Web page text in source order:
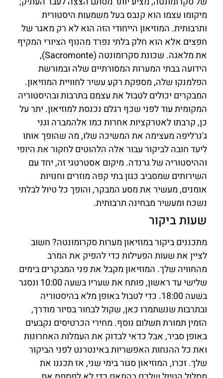
מיקומו עצמו הוא קנבס בעל משמעות היסטורית
ותרבותית. המוזיאון הייחודי הזה הוא לא רק מאגר של
חפצים אלא הוא חלק בלתי נפרד מהנוף הציורי המקיף
את מלאגה. שכונת סקרומונטה (Sacromonte),
הידועה בבתי המערות המסורתיים שלה ובמורשת
הפלמנקו שלה, מספקת רקע עשיר לחוויית המוזיאון.
המבקרים יכולים לטבול את עצמם בתרבות ובהיסטוריה
המקומית עוד לפני שכף רגלם נכנסת למוזיאון. יתר על
כן, קרבתו לאטרקציות אחרות כמו אלהמברה וגני
ג'נרליפה מעצימה את המשיכה שלו, מה שהופך אותו
ליעד חובה לביקור עבור אלה הלהוטים לחקור את היופי
וההיסטוריה של גרנדה. מיקום אסטרטגי זה, יחד עם
השירותים שמסביב כגון בתי קפה מוזרים וחנויות
אומנים, מעשיר את מסע המבקר, והופך כל טיול לבלתי
נשכח ומעשיר מבחינה תרבותית.
שעות ביקור
מתכננים ביקור במוזיאון מערות סקרומונטה? חשוב
לציין את שעות הפעילות כדי להפיק את המרב
מהחוויה שלך. המוזיאון מקבל את פני המבקרים בימים
שלישי עד ראשון, פותח את שעריו בשעה 10:00 ונסגר
בשעה 18:00. כדי לטבול באופן מלא בהיסטוריה
ובתרבות שנשתמרו כאן, שקול לבחור בסיור מודרך,
הזמין תמורת תשלום נוסף. מחירי הכרטיסים נקבעים
באופן סביר, אבל כדאי לבדוק את העמלות האחרונות
ואת כל ההנחות האפשריות באינטרנט לפני הביקור
שלך. זכרו, המוזיאון סגור בימי שני, אז תכננו את